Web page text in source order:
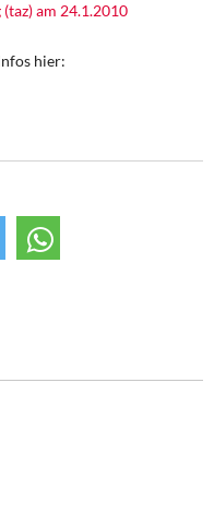
(taz) am 24.1.2010
hier: